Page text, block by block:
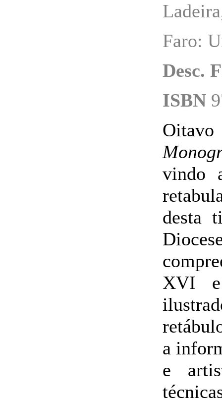
Faro:
Desc.
ISBN
vindo
desta
XVI e
a
e